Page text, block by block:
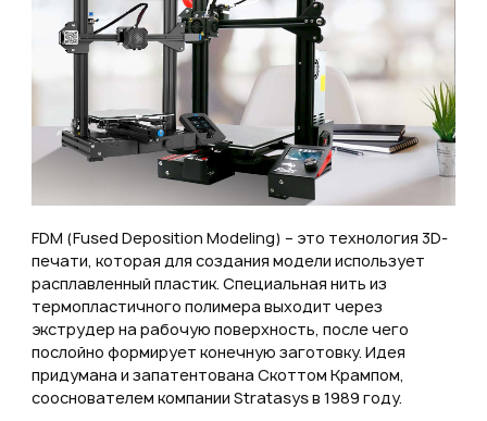
FDM (Fused Deposition Modeling) – это технология 3D-
печати, которая для создания модели использует
расплавленный пластик. Специальная нить из
термопластичного полимера выходит через
экструдер на рабочую поверхность, после чего
послойно формирует конечную заготовку. Идея
придумана и запатентована Скоттом Крампом,
сооснователем компании Stratasys в 1989 году.